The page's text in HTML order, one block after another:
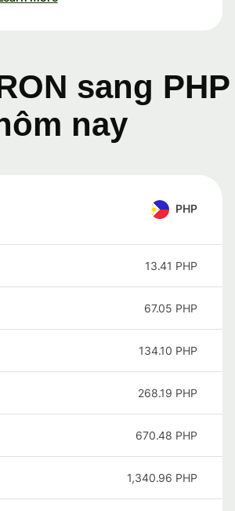
sang PHP
nay
PHP
13.41 PHP
67.05 PHP
134.10 PHP
268.19 PHP
670.48 PHP
1,340.96 PHP